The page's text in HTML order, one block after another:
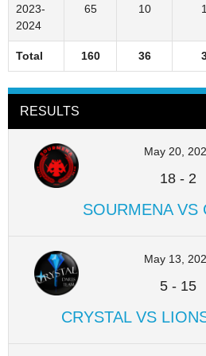
2023-
2024
65 10
Total 160 36
RESULTS
May 20,
18 - 2
SOURMENA VS
May 13,
5 - 15
CRYSTAL VS